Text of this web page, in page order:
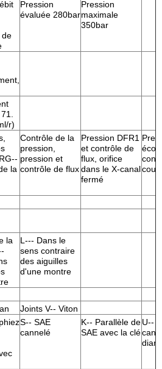
de
Pression
évaluée 280bar
Pression
maximale
350bar
r)
la
Contrôle de la
pression,
pression et
contrôle de flux
Pression DFR1
et contrôle de
flux, orifice
dans le X-canal
fermé
la
L--- Dans le
sens contraire
des aiguilles
d'une montre
Joints V-- Viton
S-- SAE
cannelé
K-- Parallèle de
SAE avec la clé
U--